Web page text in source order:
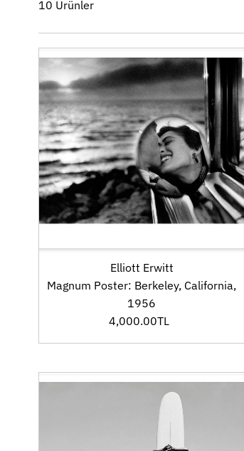
10 Ürünler
Elliott Erwitt
Magnum Poster: Berkeley, California,
1956
Fiyat
4,000.00TL